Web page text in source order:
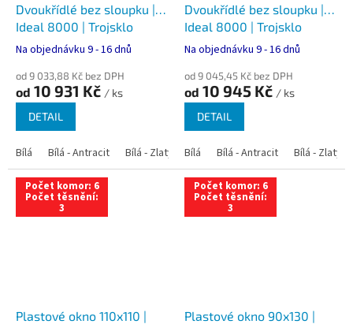
Dvoukřídlé bez sloupku |
Ideal 8000 | Trojsklo
Na objednávku 9 - 16 dnů
od 9 033,88 Kč bez DPH
od 10 931 Kč / ks
DETAIL
Bílá Bílá - Antracit Bílá - Zlatý dub Bílá - Tmavý dub Bílá -
Dvoukřídlé bez sloupku |
Ideal 8000 | Trojsklo
Na objednávku 9 - 16 dnů
od 9 045,45 Kč bez DPH
od 10 945 Kč / ks
DETAIL
Bílá Bílá - Antracit Bílá - Zlatý
Počet komor: 6
Počet těsnění:
3
Plastové okno 110x110 |
Počet komor: 6
Počet těsnění:
3
Plastové okno 90x130 |